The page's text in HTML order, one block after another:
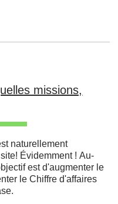
missions,
naturellement
Évidemment ! Au-
est d'augmenter le
le Chiffre d'affaires